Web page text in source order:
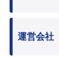
運営会社